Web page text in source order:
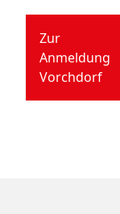
Zur
Anmeldung
Vorchdorf